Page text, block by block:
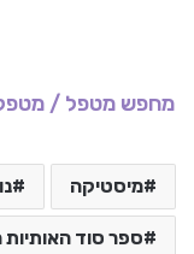
מחפש מטפל /
מיסטיקה
ספר סוד